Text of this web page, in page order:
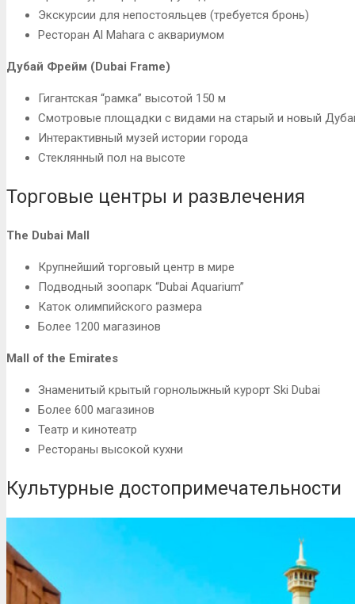
Экскурсии для непостояльцев (требуется бронь)
Ресторан Al Mahara с аквариумом
Дубай Фрейм (Dubai Frame)
Гигантская “рамка” высотой 150 м
Смотровые площадки с видами на старый и новый
Интерактивный музей истории города
Стеклянный пол на высоте
Торговые центры и развлечения
The Dubai Mall
Крупнейший торговый центр в мире
Подводный зоопарк “Dubai Aquarium”
Каток олимпийского размера
Более 1200 магазинов
Mall of the Emirates
Знаменитый крытый горнолыжный курорт Ski Dubai
Более 600 магазинов
Театр и кинотеатр
Рестораны высокой кухни
Культурные достопримечательности